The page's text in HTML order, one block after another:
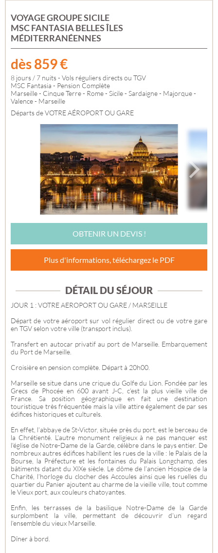
VOYAGE GROUPE SICILE
MSC FANTASIA BELLES ÎLES
MÉDITERRANÉENNES
dès859€
8 jours / 7 nuits - Vols réguliers directs ou TGV
MSC Fantasia - Pension Complète
Marseille - Cinque Terre - Rome - Sicile - Sardaigne - Majorque -
Valence - Marseille
Départs de VOTRE AÉROPORT OU GARE
OBTENIR UN DEVIS !
Plus d'informations, téléchargez le PDF
DÉTAIL DU SÉJOUR
JOUR 1 : VOTRE AEROPORT OU GARE / MARSEILLE
Départ de votre aéroport sur vol régulier direct ou de votre gare
en TGV selon votre ville (transport inclus).
Transfert en autocar privatif au port de Marseille. Embarquement
du Port de Marseille.
Croisière en pension complète. Départ à 20h00.
Marseille se situe dans une crique du Golfe du Lion. Fondée par les
Grecs de Phocée en 600 avant J-C, c’est la plus vieille ville de
France. Sa position géographique en fait une destination
touristique très fréquentée mais la ville attire également de par ses
édifices historiques et culturels.
En effet, l’abbaye de St-Victor, située près du port, est le berceau de
la Chrétienté. L’autre monument religieux à ne pas manquer est
l'église de Notre-Dame de la Garde, célèbre dans le pays entier. De
nombreux autres édifices habillent les rues de la ville : le Palais de la
Bourse, la Préfecture et les fontaines du Palais Longchamp, des
bâtiments datant du XIXe siècle. Le dôme de l’ancien Hospice de la
Charité, l’horloge du clocher des Accoules ainsi que les ruelles du
quartier du Panier ajoutent au charme de la vieille ville, tout comme
le Vieux port, aux couleurs chatoyantes.
Enfin, les terrasses de la basilique Notre-Dame de la Garde
surplombent la ville, permettant de découvrir d’un regard
l’ensemble du vieux Marseille.
Dîner à bord.